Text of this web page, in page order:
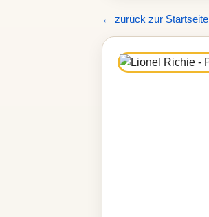
← zurück zur Startseite